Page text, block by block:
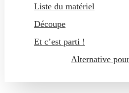
Liste du matériel
Découpe
Et c’est parti !
Alternative